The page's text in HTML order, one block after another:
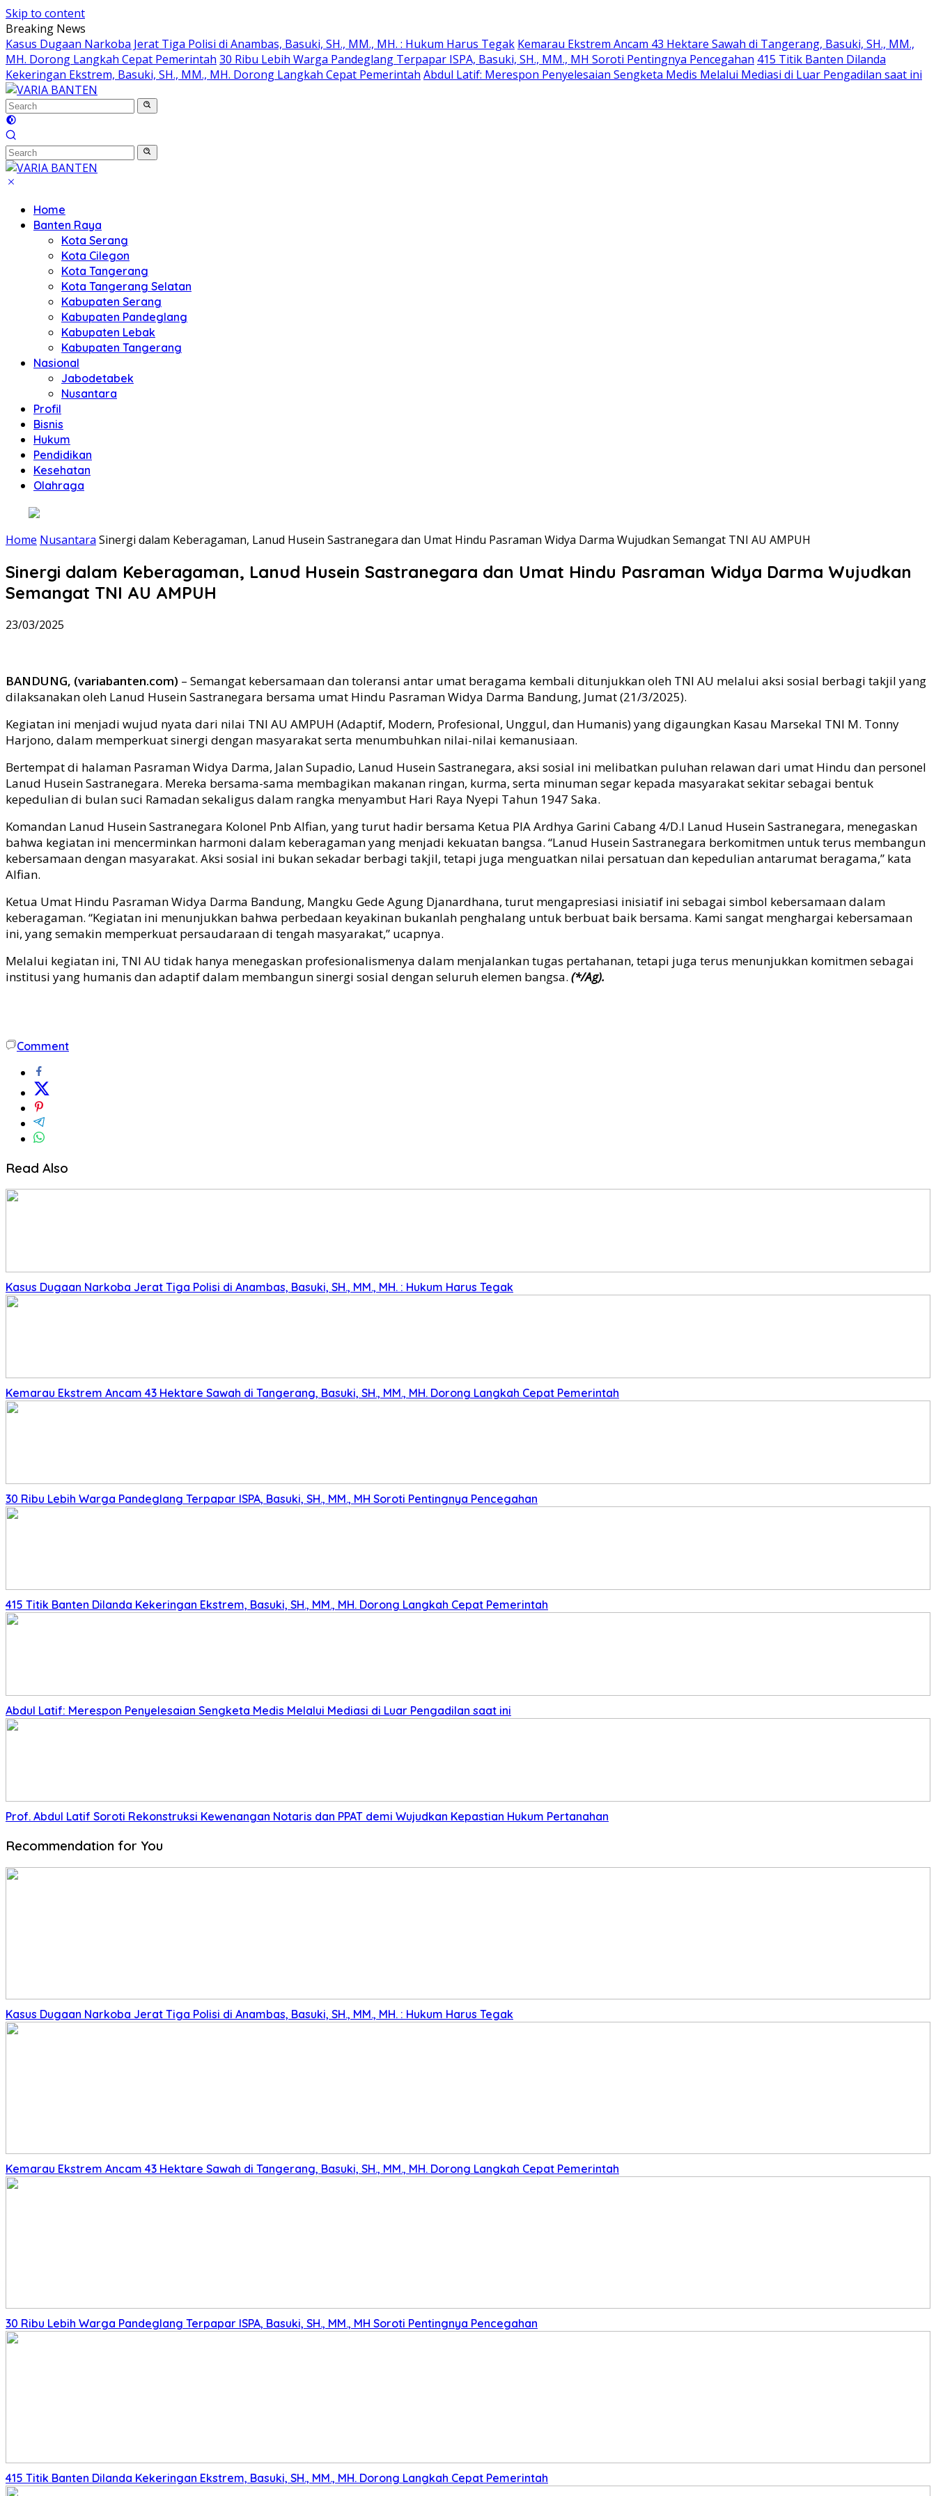
Skip to content
Breaking News
Kasus Dugaan Narkoba Jerat Tiga Polisi di Anambas, Basuki, SH., MM., MH. : Hukum Harus Tegak Kemarau Ekstrem Ancam 43 Hektare Sawah di Tangerang, Basuki, SH., MM.,
MH. Dorong Langkah Cepat Pemerintah 30 Ribu Lebih Warga Pandeglang Terpapar ISPA, Basuki, SH., MM., MH Soroti Pentingnya Pencegahan 415 Titik Banten Dilanda
Kekeringan Ekstrem, Basuki, SH., MM., MH. Dorong Langkah Cepat Pemerintah Abdul Latif: Merespon Penyelesaian Sengketa Medis Melalui Mediasi di Luar Pengadilan saat ini
Home
Banten Raya
Kota Serang
Kota Cilegon
Kota Tangerang
Kota Tangerang Selatan
Kabupaten Serang
Kabupaten Pandeglang
Kabupaten Lebak
Kabupaten Tangerang
Nasional
Jabodetabek
Nusantara
Profil
Bisnis
Hukum
Pendidikan
Kesehatan
Olahraga
Home Nusantara Sinergi dalam Keberagaman, Lanud Husein Sastranegara dan Umat Hindu Pasraman Widya Darma Wujudkan Semangat TNI AU AMPUH
Sinergi dalam Keberagaman, Lanud Husein Sastranegara dan Umat Hindu Pasraman Widya Darma Wujudkan
Semangat TNI AU AMPUH
23/03/2025
BANDUNG, (variabanten.com) – Semangat kebersamaan dan toleransi antar umat beragama kembali ditunjukkan oleh TNI AU melalui aksi sosial berbagi takjil yang
dilaksanakan oleh Lanud Husein Sastranegara bersama umat Hindu Pasraman Widya Darma Bandung, Jumat (21/3/2025).
Kegiatan ini menjadi wujud nyata dari nilai TNI AU AMPUH (Adaptif, Modern, Profesional, Unggul, dan Humanis) yang digaungkan Kasau Marsekal TNI M. Tonny
Harjono, dalam memperkuat sinergi dengan masyarakat serta menumbuhkan nilai-nilai kemanusiaan.
Bertempat di halaman Pasraman Widya Darma, Jalan Supadio, Lanud Husein Sastranegara, aksi sosial ini melibatkan puluhan relawan dari umat Hindu dan personel
Lanud Husein Sastranegara. Mereka bersama-sama membagikan makanan ringan, kurma, serta minuman segar kepada masyarakat sekitar sebagai bentuk
kepedulian di bulan suci Ramadan sekaligus dalam rangka menyambut Hari Raya Nyepi Tahun 1947 Saka.
Komandan Lanud Husein Sastranegara Kolonel Pnb Alfian, yang turut hadir bersama Ketua PIA Ardhya Garini Cabang 4/D.I Lanud Husein Sastranegara, menegaskan
bahwa kegiatan ini mencerminkan harmoni dalam keberagaman yang menjadi kekuatan bangsa. “Lanud Husein Sastranegara berkomitmen untuk terus membangun
kebersamaan dengan masyarakat. Aksi sosial ini bukan sekadar berbagi takjil, tetapi juga menguatkan nilai persatuan dan kepedulian antarumat beragama,” kata
Alfian.
Ketua Umat Hindu Pasraman Widya Darma Bandung, Mangku Gede Agung Djanardhana, turut mengapresiasi inisiatif ini sebagai simbol kebersamaan dalam
keberagaman. “Kegiatan ini menunjukkan bahwa perbedaan keyakinan bukanlah penghalang untuk berbuat baik bersama. Kami sangat menghargai kebersamaan
ini, yang semakin memperkuat persaudaraan di tengah masyarakat,” ucapnya.
Melalui kegiatan ini, TNI AU tidak hanya menegaskan profesionalismenya dalam menjalankan tugas pertahanan, tetapi juga terus menunjukkan komitmen sebagai
institusi yang humanis dan adaptif dalam membangun sinergi sosial dengan seluruh elemen bangsa. (*/Ag).
Comment
Read Also
Kasus Dugaan Narkoba Jerat Tiga Polisi di Anambas, Basuki, SH., MM., MH. : Hukum Harus Tegak
Kemarau Ekstrem Ancam 43 Hektare Sawah di Tangerang, Basuki, SH., MM., MH. Dorong Langkah Cepat Pemerintah
30 Ribu Lebih Warga Pandeglang Terpapar ISPA, Basuki, SH., MM., MH Soroti Pentingnya Pencegahan
415 Titik Banten Dilanda Kekeringan Ekstrem, Basuki, SH., MM., MH. Dorong Langkah Cepat Pemerintah
Abdul Latif: Merespon Penyelesaian Sengketa Medis Melalui Mediasi di Luar Pengadilan saat ini
Prof. Abdul Latif Soroti Rekonstruksi Kewenangan Notaris dan PPAT demi Wujudkan Kepastian Hukum Pertanahan
Recommendation for You
Kasus Dugaan Narkoba Jerat Tiga Polisi di Anambas, Basuki, SH., MM., MH. : Hukum Harus Tegak
Kemarau Ekstrem Ancam 43 Hektare Sawah di Tangerang, Basuki, SH., MM., MH. Dorong Langkah Cepat Pemerintah
30 Ribu Lebih Warga Pandeglang Terpapar ISPA, Basuki, SH., MM., MH Soroti Pentingnya Pencegahan
415 Titik Banten Dilanda Kekeringan Ekstrem, Basuki, SH., MM., MH. Dorong Langkah Cepat Pemerintah